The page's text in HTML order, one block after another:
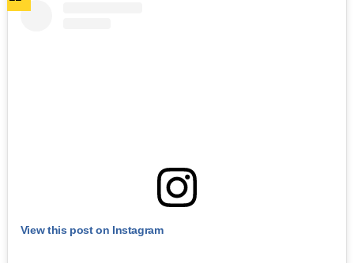
View this post on Instagram